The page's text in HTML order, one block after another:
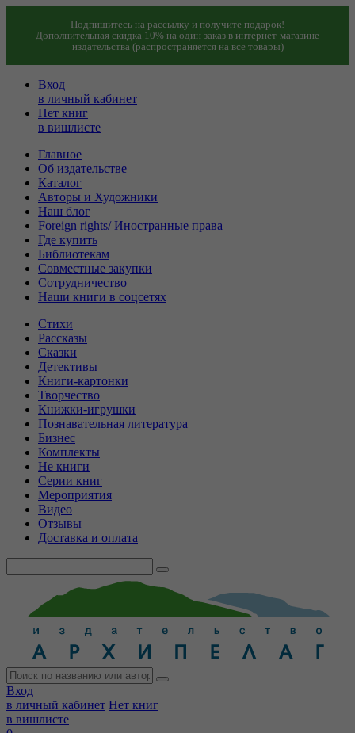
Подпишитесь на рассылку и получите подарок!
Дополнительная скидка 10% на один заказ в интернет-магазине
издательства (распространяется на все товары)
Вход
в личный кабинет
Нет книг
в вишлисте
Главное
Об издательстве
Каталог
Авторы и Художники
Наш блог
Foreign rights/ Иностранные права
Где купить
Библиотекам
Совместные закупки
Сотрудничество
Наши книги в соцсетях
Стихи
Рассказы
Сказки
Детективы
Книги-картонки
Творчество
Книжки-игрушки
Познавательная литература
Бизнес
Комплекты
Не книги
Серии книг
Мероприятия
Видео
Отзывы
Доставка и оплата
Вход
в личный кабинет Нет книг
в вишлисте